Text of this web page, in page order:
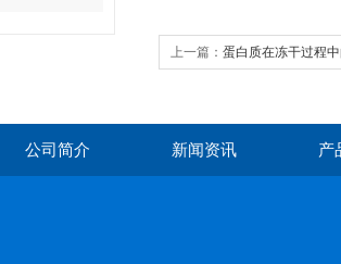
上一篇： 蛋白质在冻干过程
公司简介 新闻资讯 产